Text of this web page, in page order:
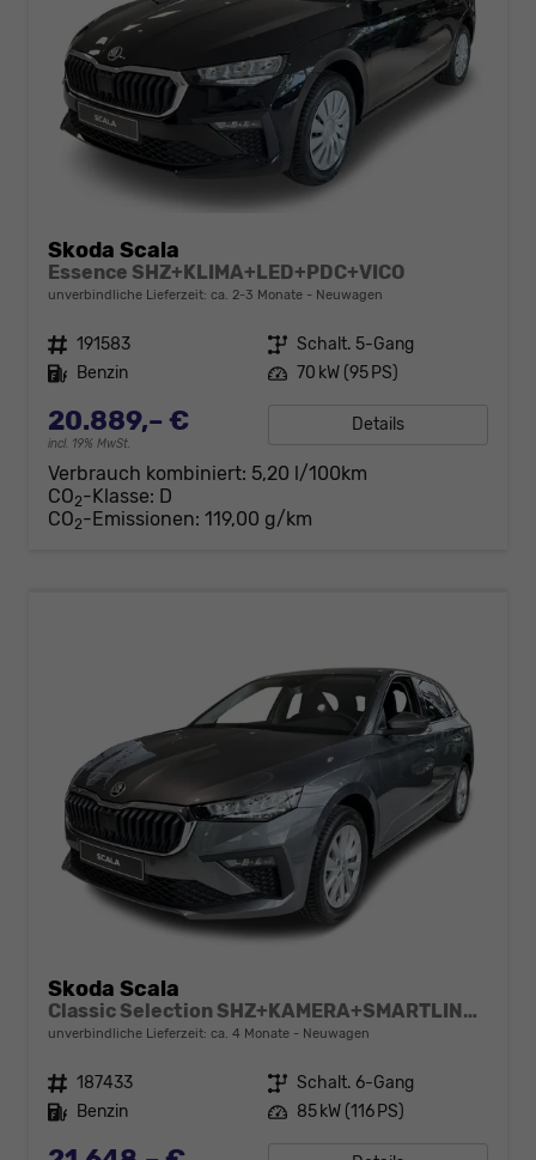
Skoda Scala
Essence SHZ+KLIMA+LED+PDC+VICO
unverbindliche Lieferzeit: ca. 2-3 Monate Neuwagen
Fahrzeugnr. 191583 Getriebe Schalt. 5-Gang
Kraftstoff Benzin Leistung 70 kW (95 PS)
20.889,– €
incl. 19% MwSt.
Details
Verbrauch kombiniert: 5,20 l/100km
CO2-Klasse: D
CO2-Emissionen: 119,00 g/km
Skoda Scala
Classic Selection SHZ+KAMERA+SMARTLINK+LED+16" ALU
unverbindliche Lieferzeit: ca. 4 Monate Neuwagen
Fahrzeugnr. 187433 Getriebe Schalt. 6-Gang
Kraftstoff Benzin Leistung 85 kW (116 PS)